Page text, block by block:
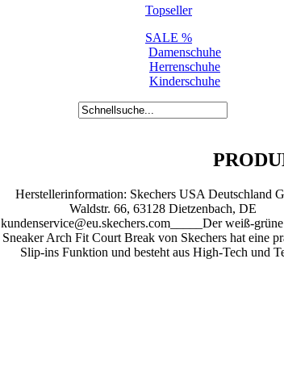
Topseller
SALE %
Damenschuhe
Herrenschuhe
Kinderschuhe
Herstellerinformation: Skechers USA Deutschland
Waldstr. 66, 63128 Dietzenbach, DE
kundenservice@eu.skechers.com_____Der weiß-
Sneaker Arch Fit Court Break von Skechers hat eine
Slip-ins Funktion und besteht aus High-Tech und